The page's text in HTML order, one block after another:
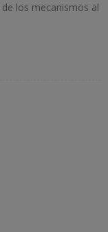
los mecanismos al